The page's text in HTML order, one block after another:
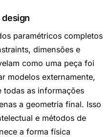
paramétricos completos
dimensões e
como uma peça foi
modelos externamente,
todas as informações
a geometria final. Isso
e métodos de
a forma física